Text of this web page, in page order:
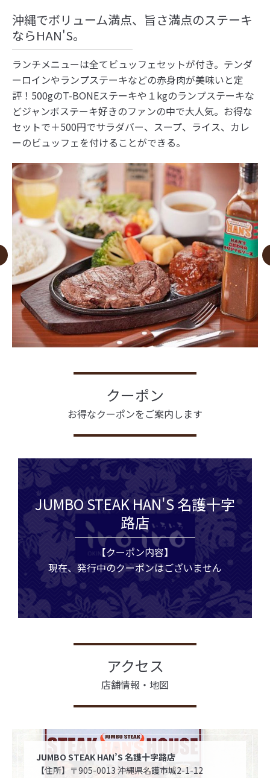
沖縄でボリューム満点、旨さ満点のステーキ
ならHAN'S。
ランチメニューは全てビュッフェセットが付き。テンダ
ーロインやランプステーキなどの赤身肉が美味いと定
評！500gのT-BONEステーキや１kgのランプステーキな
どジャンボステーキ好きのファンの中で大人気。お得な
セットで＋500円でサラダバー、スープ、ライス、カレ
ーのビュッフェを付けることができる。
クーポン
お得なクーポンをご案内します
JUMBO STEAK HAN'S 名護十字
路店
【クーポン内容】
現在、発行中のクーポンはございません
アクセス
店舗情報・地図
JUMBO STEAK HAN’S 名護十字路店
【住所】〒905-0013 沖縄県名護市城2-1-12